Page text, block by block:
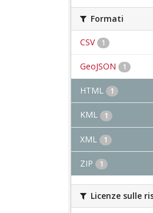
Formati
CSV 1
GeoJSON 1
HTML 1
KML 1
XML 1
ZIP 1
Licenze sulle